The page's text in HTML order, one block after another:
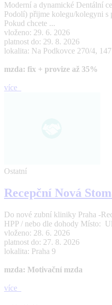
Moderní a dynamické Dentální
Podolí) přijme kolegu/kolegyni s
Pokud chcete ...
vloženo: 29. 6. 2026
platnost do: 29. 8. 2026
lokalita: Na Podkovce 270/4,
mzda: fix + provize až 35%
více
Ostatní
Recepční Nová
Do nové zubní kliniky Praha -
HPP / nebo dle dohody Místo:
vloženo: 28. 6. 2026
platnost do: 27. 8. 2026
lokalita: Praha 9
mzda: Motivační mzda
více